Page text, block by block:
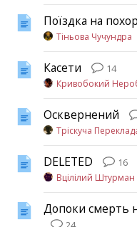
Поїздка на
Тіньова Чучундра
Касети
14
Кривобокий
Осквернений
Тріскуча
DELETED
16
Вцілілий Штурман
Допоки смерть